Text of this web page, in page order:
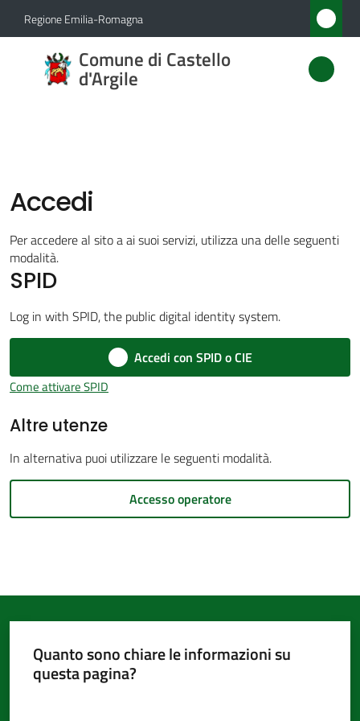
Vai al contenuto
Vai alla navigazione
Vai al footer
Regione Emilia-Romagna
Comune di Castello
d'Argile
Comune
di
Amministrazione
Novità
Servizi
Vivere
d'Argile
Amministrazione
argomenti...
Seguici
Accedi
Per accedere al sito a ai suoi servizi, utilizza una delle seguenti
modalità.
SPID
Log in with SPID, the public digital identity system.
Accedi con SPID o CIE
Come attivare SPID
Altre utenze
In alternativa puoi utilizzare le seguenti modalità.
Accesso operatore
Quanto sono chiare le informazioni su
questa pagina?